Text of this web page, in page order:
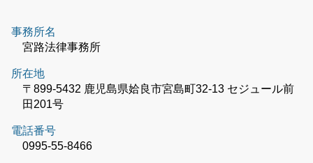
事務所名
宮路法律事務所
所在地
〒899-5432 鹿児島県姶良市宮島町32-13 セジュール前
田201号
電話番号
0995-55-8466